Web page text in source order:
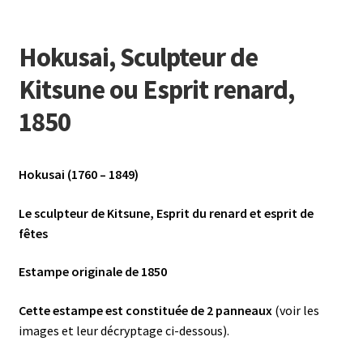
Hokusai, Sculpteur de
Kitsune ou Esprit renard,
1850
Hokusai (1760 – 1849)
Le sculpteur de Kitsune, Esprit du renard et esprit de
fêtes
Estampe originale de 1850
Cette estampe est constituée de 2 panneaux (voir les
images et leur décryptage ci-dessous).